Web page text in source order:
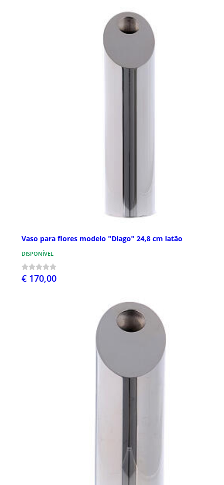
Vaso para flores modelo "Diago" 24,8 cm latão
DISPONÍVEL
€ 170,00